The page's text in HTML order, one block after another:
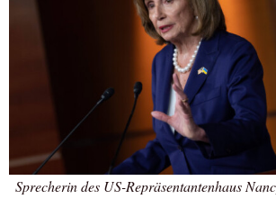
Sprecherin des US-Repräsentantenhaus